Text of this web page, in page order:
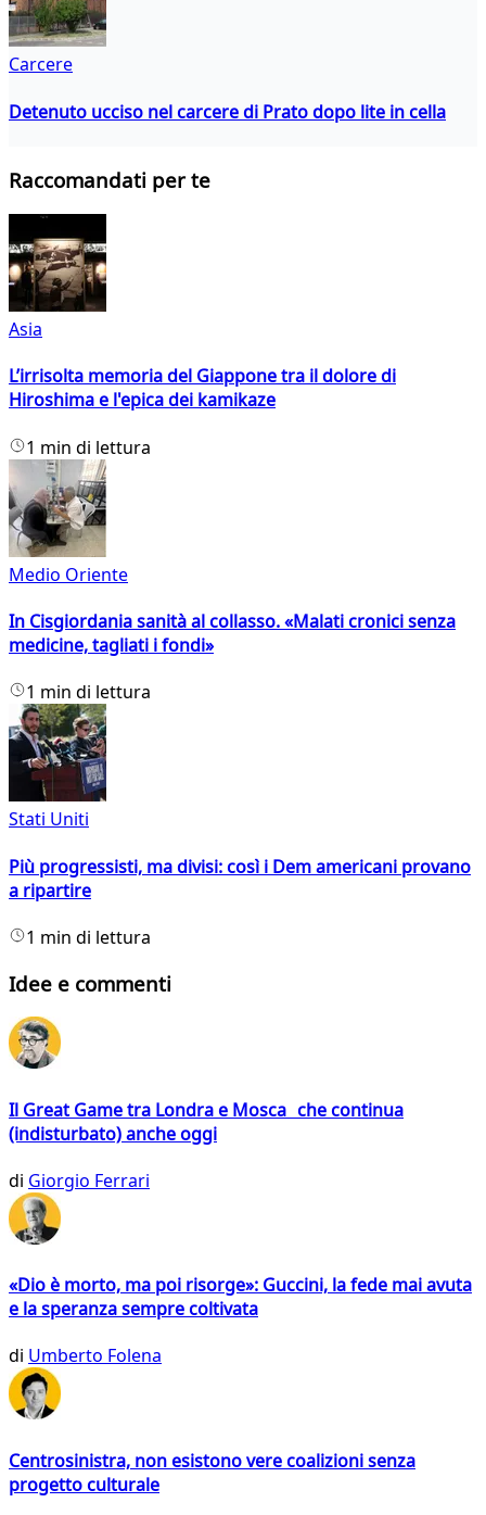
Carcere
Detenuto ucciso nel carcere di Prato dopo lite in cella
Raccomandati per te
Asia
L’irrisolta memoria del Giappone tra il dolore di
Hiroshima e l'epica dei kamikaze
1 min di lettura
Medio Oriente
In Cisgiordania sanità al collasso. «Malati cronici senza
medicine, tagliati i fondi»
1 min di lettura
Stati Uniti
Più progressisti, ma divisi: così i Dem americani provano
a ripartire
1 min di lettura
Idee e commenti
Il Great Game tra Londra e Mosca che continua
(indisturbato) anche oggi
di Giorgio Ferrari
«Dio è morto, ma poi risorge»: Guccini, la fede mai avuta
e la speranza sempre coltivata
di Umberto Folena
Centrosinistra, non esistono vere coalizioni senza
progetto culturale